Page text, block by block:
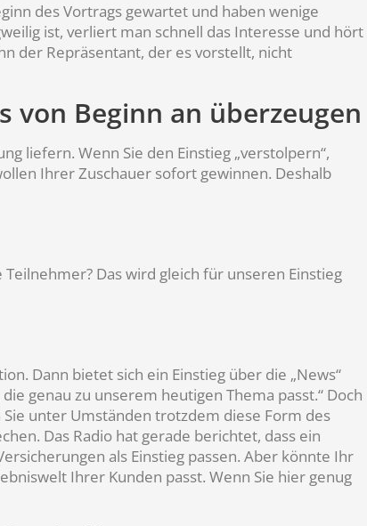
des Vortrags gewartet und haben wenige
ist, verliert man schnell das Interesse und hört
der Repräsentant, der es vorstellt, nicht
von Beginn an überzeugen
liefern. Wenn Sie den Einstieg „verstolpern“,
Ihrer Zuschauer sofort gewinnen. Deshalb
Das wird gleich für unseren Einstieg
Dann bietet sich ein Einstieg über die „News“
genau zu unserem heutigen Thema passt.“ Doch
unter Umständen trotzdem diese Form des
Das Radio hat gerade berichtet, dass ein
als Einstieg passen. Aber könnte Ihr
Ihrer Kunden passt. Wenn Sie hier genug